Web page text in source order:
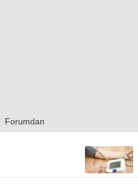
Forumdan